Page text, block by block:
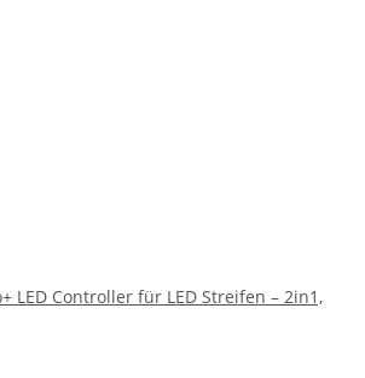
LED Controller für LED Streifen – 2in1,